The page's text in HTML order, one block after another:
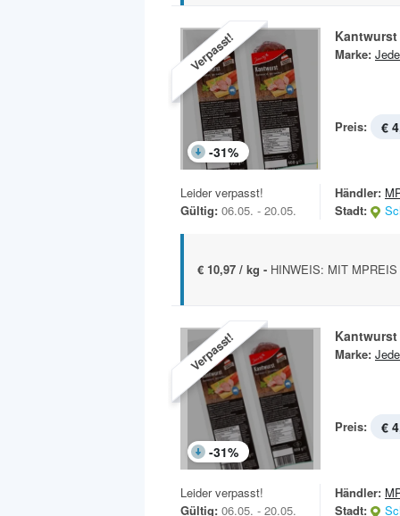
Verpasst!
-31%
Kantwurst
Marke:
Preis: €
Leider verpasst!
Gültig: 06.05. - 20.05.
Händler:
Stadt:
€ 10,97 / kg - HINWEIS: MIT
Verpasst!
-31%
Kantwurst
Marke:
Preis: €
Leider verpasst!
Gültig: 06.05. - 20.05.
Händler:
Stadt: